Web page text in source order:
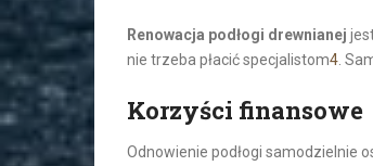
Renowacja podłogi drewnianej
nie trzeba płacić specjalistom4.
Korzyści finansowe
Odnowienie podłogi samodzielnie